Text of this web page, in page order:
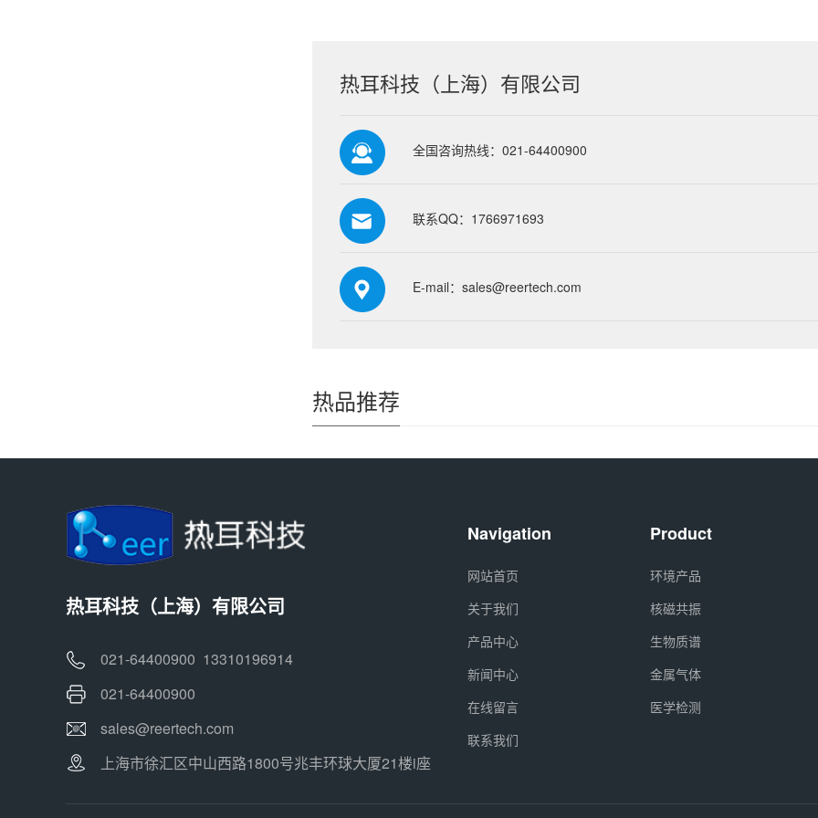
热耳科技（上海）有限公司
全国咨询热线：021-64400900
联系QQ：1766971693
E-mail：sales@reertech.com
热品推荐
热耳科技（上海）有限公司
021-64400900 13310196914
021-64400900
sales@reertech.com
上海市徐汇区中山西路1800号兆丰环球大厦21楼i座
Navigation
网站首页
关于我们
产品中心
新闻中心
在线留言
联系我们
Product
环境产品
核磁共振
生物质谱
金属气体
医学检测